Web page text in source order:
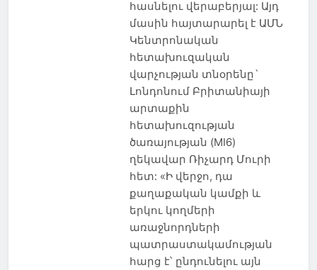
հասնելու վերաբերյալ: Այդ
մասին հայտարարել է ԱՄՆ
Կենտրոնական
հետախուզական
վարչության տնօրենը`
Լոնդոնում Բրիտանիայի
արտաքին
հետախուզության
ծառայության (MI6)
ղեկավար Ռիչարդ Մուրի
հետ: «Ի վերջո, դա
քաղաքական կամքի և
երկու կողմերի
առաջնորդների
պատրաստակամության
հարց է՝ ընդունելու այն